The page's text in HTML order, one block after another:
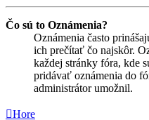
Čo sú to Oznámenia?
Oznámenia často
ich prečítať čo najskôr.
každej stránky fóra, kde
pridávať oznámenia do
administrátor umožnil.
Hore